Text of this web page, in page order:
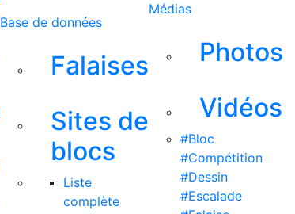
Base de données
Falaises
Sites de
blocs
Liste
complète
Médias
Photos
Vidéos
#Bloc
#Compétition
#Dessin
#Escalade